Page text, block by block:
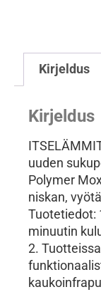
Kirjeldus
Kirjeldus
uuden
Polymer
niskan,
Tuotetiedot:
minuutin
2.